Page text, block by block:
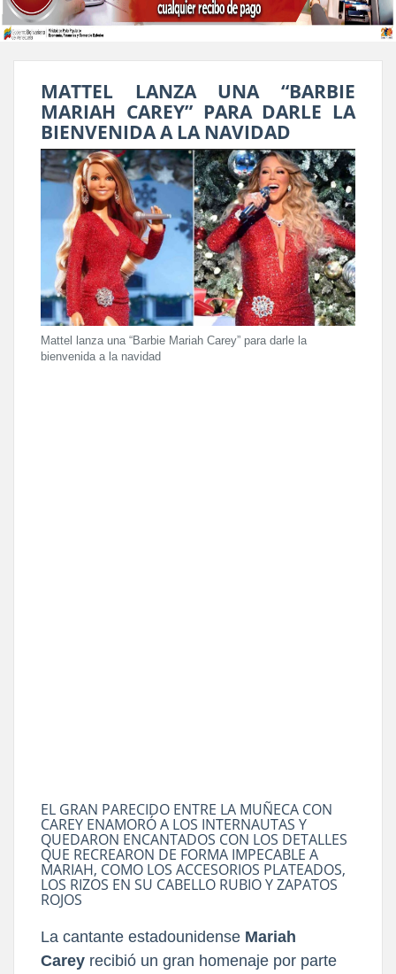
MATTEL LANZA UNA “BARBIE
MARIAH CAREY” PARA DARLE LA
BIENVENIDA A LA NAVIDAD
Mattel lanza una “Barbie Mariah Carey” para darle la
bienvenida a la navidad
EL GRAN PARECIDO ENTRE LA MUÑECA CON
CAREY ENAMORÓ A LOS INTERNAUTAS Y
QUEDARON ENCANTADOS CON LOS DETALLES
QUE RECREARON DE FORMA IMPECABLE A
MARIAH, COMO LOS ACCESORIOS PLATEADOS,
LOS RIZOS EN SU CABELLO RUBIO Y ZAPATOS
ROJOS
La cantante estadounidense Mariah
Carey recibió un gran homenaje por parte